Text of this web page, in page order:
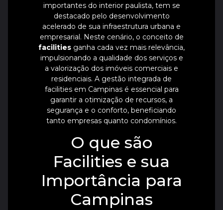
importantes do interior paulista, tem se
destacado pelo desenvolvimento
acelerado de sua infraestrutura urbana e
empresarial. Neste cenário, o conceito de
facilities ganha cada vez mais relevância,
impulsionando a qualidade dos serviços e
a valorização dos imóveis comerciais e
residenciais. A gestão integrada de
facilities em Campinas é essencial para
garantir a otimização de recursos, a
segurança e o conforto, beneficiando
tanto empresas quanto condomínios.
O que são
Facilities e sua
Importância para
Campinas